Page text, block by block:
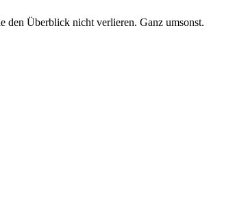
den Überblick nicht verlieren. Ganz umsonst.